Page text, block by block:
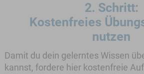
2. Schritt:
Kostenfreies
nutzen
Damit du dein gelerntes Wissen
kannst, fordere hier kostenfreie